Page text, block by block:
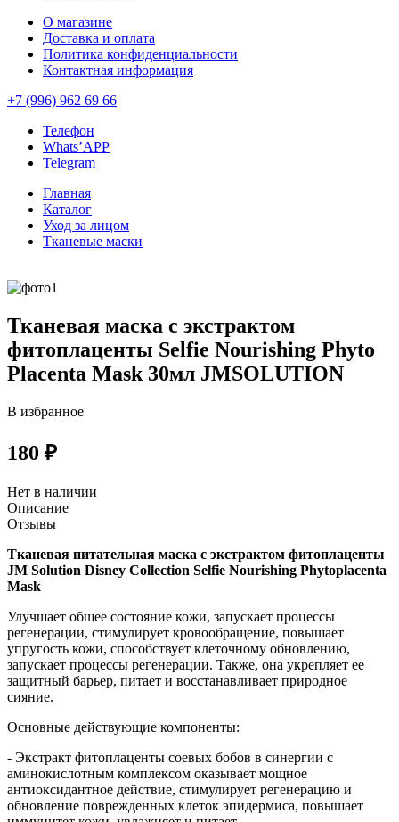
О магазине
Доставка и оплата
Политика конфиденциальности
Контактная информация
+7 (996) 962 69 66
Телефон
Whats’APP
Telegram
Главная
Каталог
Уход за лицом
Тканевые маски
Тканевая маска с экстрактом
фитоплаценты Selfie Nourishing Phyto
Placenta Mask 30мл JMSOLUTION
В избранное
180 ₽
Нет в наличии
Описание
Отзывы
Тканевая питательная маска с экстрактом фитоплаценты
JM Solution Disney Collection Selfie Nourishing Phytoplacenta
Mask
Улучшает общее состояние кожи, запускает процессы
регенерации, стимулирует кровообращение, повышает
упругость кожи, способствует клеточному обновлению,
запускает процессы регенерации. Также, она укрепляет ее
защитный барьер, питает и восстанавливает природное
сияние.
Основные действующие компоненты:
- Экстракт фитоплаценты соевых бобов в синергии с
аминокислотным комплексом оказывает мощное
антиоксидантное действие, стимулирует регенерацию и
обновление поврежденных клеток эпидермиса, повышает